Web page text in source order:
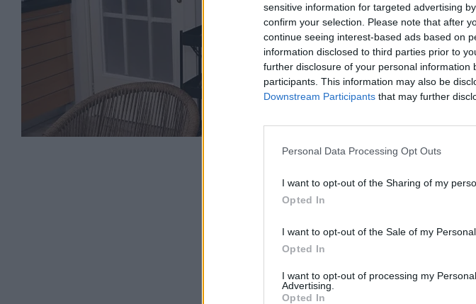
sensitive information for targeted advertising
confirm your selection. Please note that after
continue seeing interest-based ads based on
information disclosed to third parties prior to
further disclosure of your personal information
participants. This information may also be
Downstream Participants that may further
Personal Data Processing Opt Outs
I want to opt-out of the Sharing of my
Opted In
I want to opt-out of the Sale of my Personal
Opted In
I want to opt-out of processing my
Advertising.
Opted In